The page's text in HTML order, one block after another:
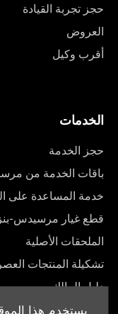
يستخدم هذا
حجز تجربة القيادة
العروض
أقرب وكيل
الخدمات
حجز الخدمة
باقات الخدمة من
خدمة المساعدة على
قطع غيار مرسيدس-بنز
الملحقات الأصلية
تشكيلة المنتجات
دليل المالك